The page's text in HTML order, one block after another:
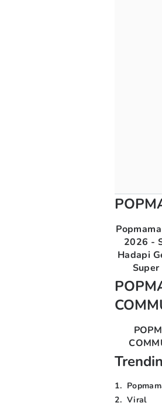
2026 -
Hadapi
1.
2. Viral